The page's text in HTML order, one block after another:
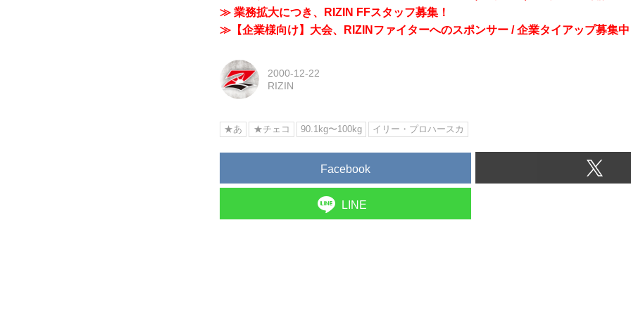
≫ 業務拡大につき、RIZIN FFスタッフ募集！
≫【企業様向け】大会、RIZINファイターへのスポンサー / 企業タイアップ募集
2000-12-22
RIZIN
★あ ★チェコ 90.1kg〜100kg イリー・プロハースカ
Facebook
LINE